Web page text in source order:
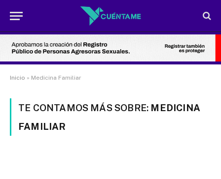
Inicio » Medicina Familiar
TE CONTAMOS MÁS SOBRE: MEDICINA
FAMILIAR